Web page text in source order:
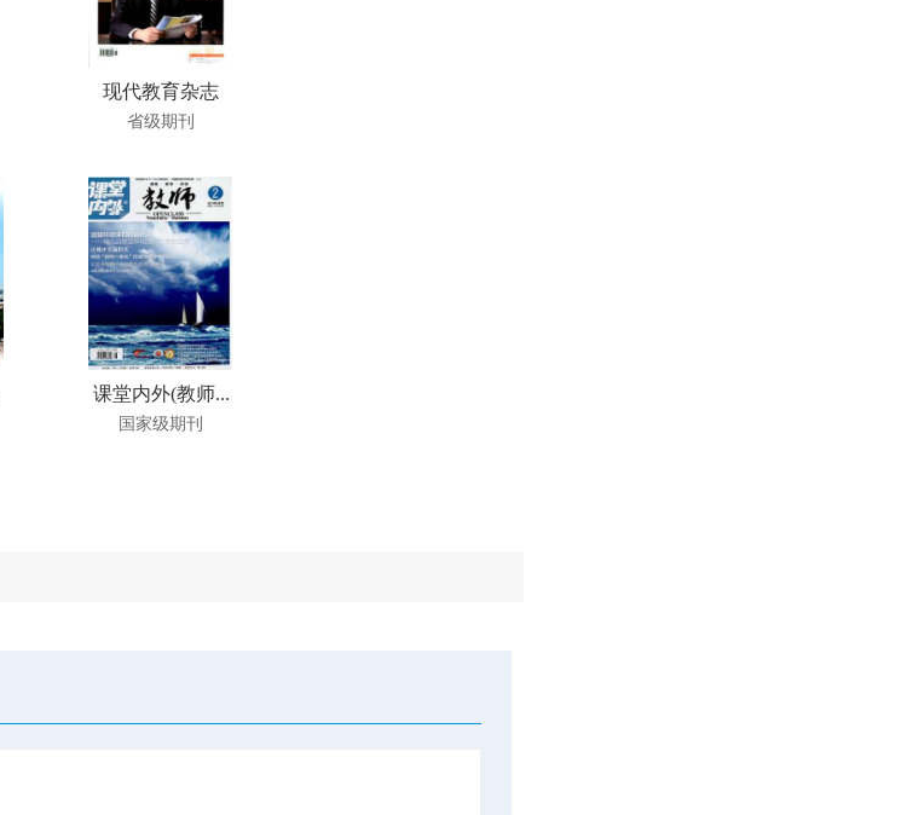
现代教育杂志
省级期刊
课堂内外(教师...
国家级期刊